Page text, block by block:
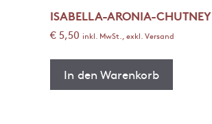
ISABELLA-ARONIA-CHUTNEY
€5,50 inkl. MwSt., exkl. Versand
In den Warenkorb